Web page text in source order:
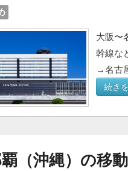
大阪〜
幹線な
→名古
続き
（沖縄）の移